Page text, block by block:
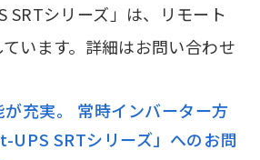
SRTシリーズ」は、リモート
います。詳細はお問い合わせ
が充実。 常時インバーター方
UPS SRTシリーズ」へのお問